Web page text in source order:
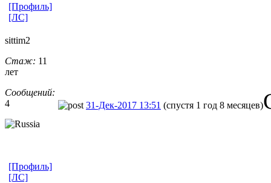
[Профиль]
[ЛС]
sittim2
Стаж: 11
лет
Сообщений:
4
31-Дек-2017 13:51 (спустя 1 год 8 месяцев)
[Профиль]
[ЛС]